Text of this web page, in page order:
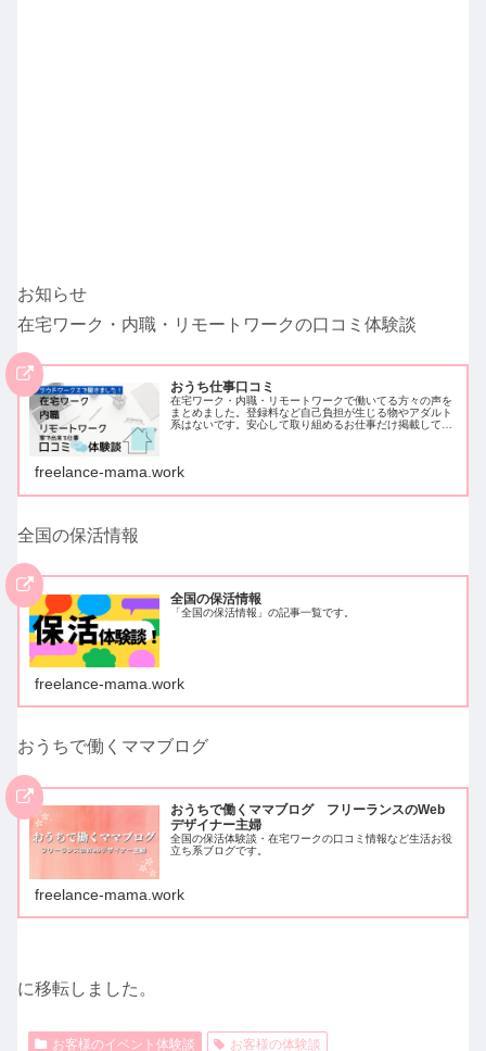
お知らせ
在宅ワーク・内職・リモートワークの口コミ体験談
おうち仕事口コミ
在宅ワーク・内職・リモートワークで働いてる方々の声を
まとめました。登録料など自己負担が生じる物やアダルト
系はないです。安心して取り組めるお仕事だけ掲載してい
freelance-mama.work
全国の保活情報
全国の保活情報
「全国の保活情報」の記事一覧です。
freelance-mama.work
おうちで働くママブログ
おうちで働くママブログ フリーランスのWeb
デザイナー主婦
全国の保活体験談・在宅ワークの口コミ情報など生活お役
立ち系ブログです。
freelance-mama.work
に移転しました。
お客様のイベント体験談
お客様の体験談